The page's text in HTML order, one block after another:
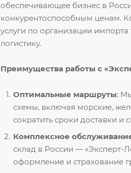
обеспечивающее бизнес в
конкурентоспособным ценам.
услуги по организации
логистику.
Преимущества работы с
Оптимальные маршруты:
схемы, включая морские,
сократить сроки доставки и
Комплексное
склад в России — «Эксперт-
оформление и страхование